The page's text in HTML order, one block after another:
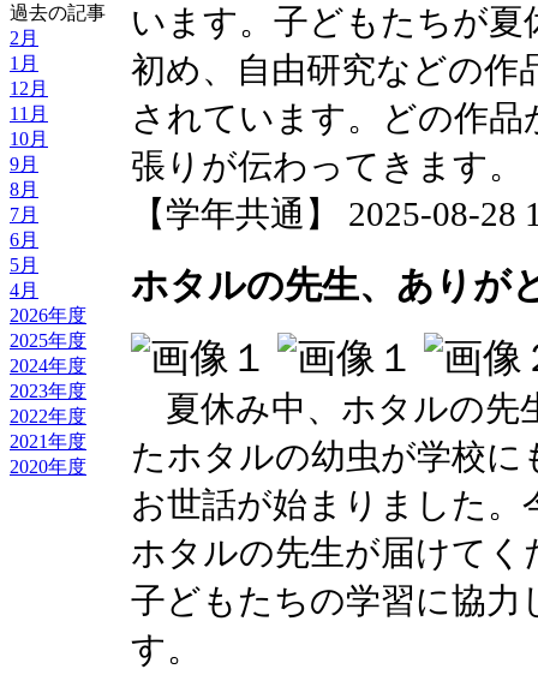
過去の記事
2月
1月
12月
11月
10月
9月
8月
7月
6月
5月
4月
2026年度
2025年度
2024年度
2023年度
2022年度
2021年度
2020年度
います。子どもたちが
初め、自由研究などの作
されています。どの作
張りが伝わってきます。
【学年共通】 2025-08-28
ホタルの先生、ありが
夏休み中、ホタルの先
たホタルの幼虫が学校
お世話が始まりました
ホタルの先生が届けて
子どもたちの学習に協
す。